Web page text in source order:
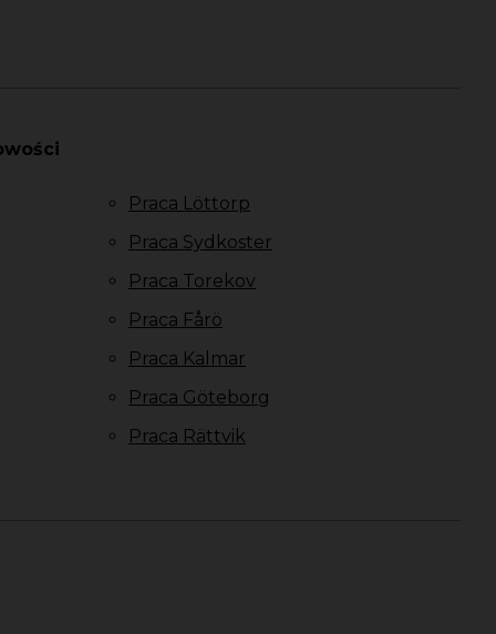
Praca Löttorp
Praca Sydkoster
Praca Torekov
Praca Fårö
Praca Kalmar
Praca Göteborg
Praca Rättvik